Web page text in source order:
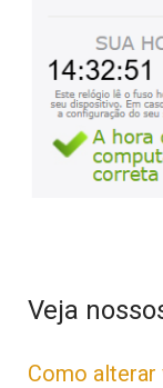
Veja
Como alterar